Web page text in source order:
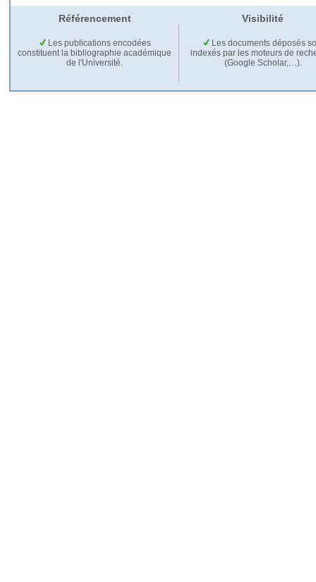
Référencement Visibilité
Les publications encodées
constituent la bibliographie académique
de l'Université.
Les documents déposés
indexés par les moteurs de
(Google Scholar,…).